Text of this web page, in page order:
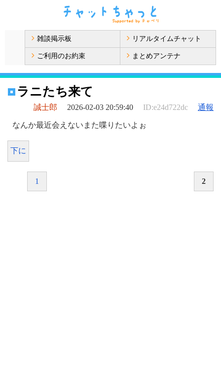
雑談掲示板 リアルタイムチャット
ご利用のお約束 まとめアンテナ
ラニたち来て
誠士郎 2026-02-03 20:59:40 ID:e24d722dc 通報
なんか最近会えないまた喋りたいよぉ
下に
1 2